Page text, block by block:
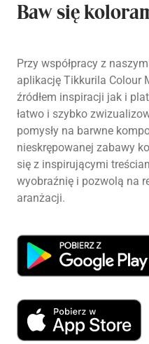
Baw się
Przy współpracy z
aplikację Tikkurila Colour
źródłem inspiracji jak i
łatwo i szybko
pomysły na barwne
nieskrępowanej zabawy
się z inspirującymi
wyobraźnię i pozwolą na
aranżacji.